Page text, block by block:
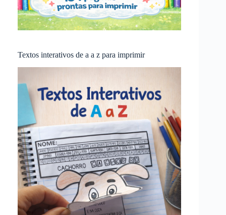
Textos interativos de a a z para imprimir